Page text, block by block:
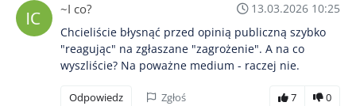
~I co?
13.03.2026 10:25
Chcieliście błysnąć przed opinią publiczną szybko
"reagując" na zgłaszane "zagrożenie". A na co
wyszliście? Na poważne medium - raczej nie.
Odpowiedz Zgłoś 7 0